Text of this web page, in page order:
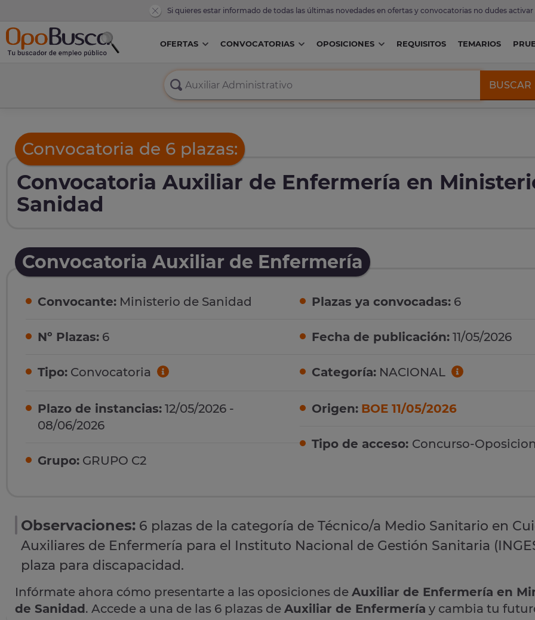
Si quieres estar informado de todas las últimas novedades en ofertas y convocatorias no dudes activar
OFERTAS CONVOCATORIAS OPOSICIONES REQUISITOS TEMARIOS
BUSCAR
Convocatoria de 6 plazas:
Convocatoria Auxiliar de Enfermería en
Sanidad
Convocatoria Auxiliar de Enfermería
Convocante: Ministerio de Sanidad
Nº Plazas: 6
Tipo: Convocatoria
Plazo de instancias: 12/05/2026 -
08/06/2026
Grupo: GRUPO C2
Plazas ya convocadas: 6
Fecha de publicación: 11/05/2026
Categoría: NACIONAL
Origen: BOE 11/05/2026
Tipo de acceso: Concurso-Oposicion
Observaciones: 6 plazas de la categoría de Técnico/a Medio Sanitario en
Auxiliares de Enfermería para el Instituto Nacional de Gestión Sanitaria
plaza para discapacidad.
Infórmate ahora cómo presentarte a las oposiciones de Auxiliar de Enfermería en
de Sanidad. Accede a una de las 6 plazas de Auxiliar de Enfermería y cambia tu